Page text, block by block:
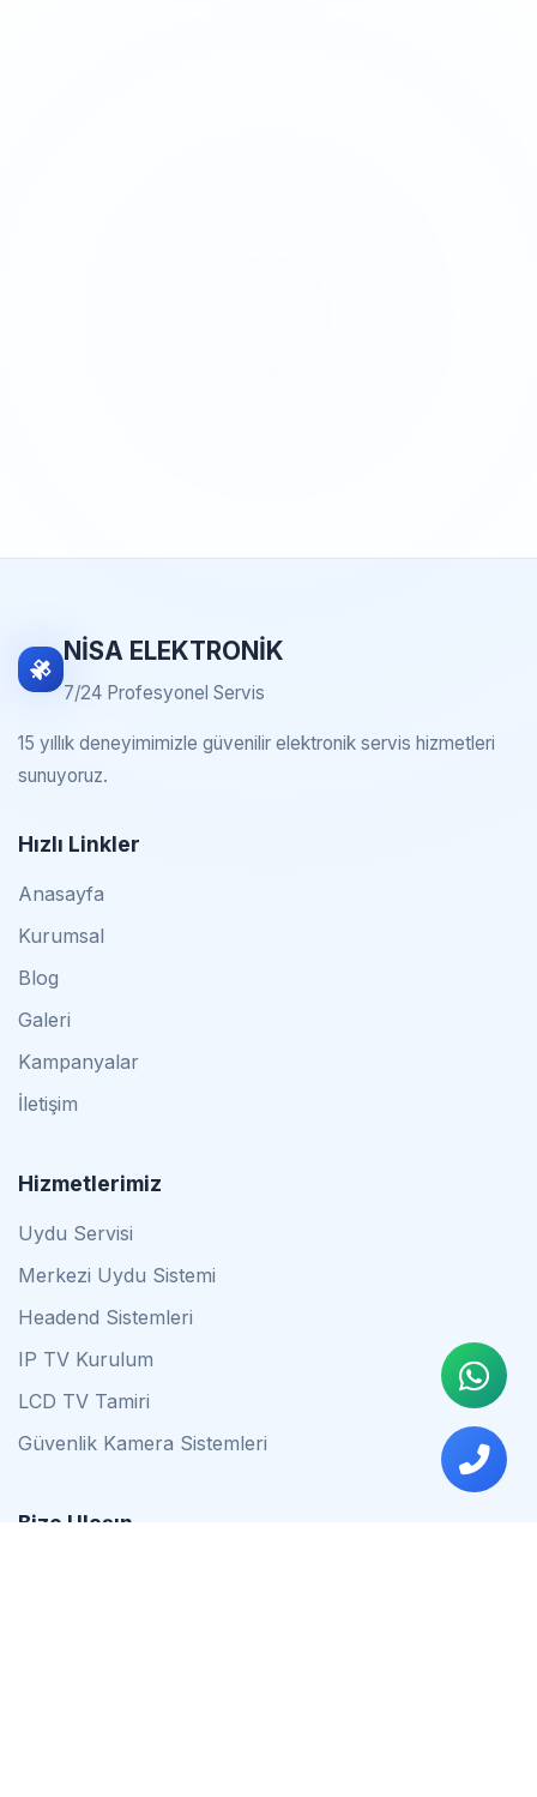
NİSA ELEKTRONİK
7/24 Profesyonel Servis
15 yıllık deneyimimizle güvenilir elektronik servis hizmetleri
sunuyoruz.
Hızlı Linkler
Anasayfa
Kurumsal
Blog
Galeri
Kampanyalar
İletişim
Hizmetlerimiz
Uydu Servisi
Merkezi Uydu Sistemi
Headend Sistemleri
IP TV Kurulum
LCD TV Tamiri
Güvenlik Kamera Sistemleri
Bize Ulaşın